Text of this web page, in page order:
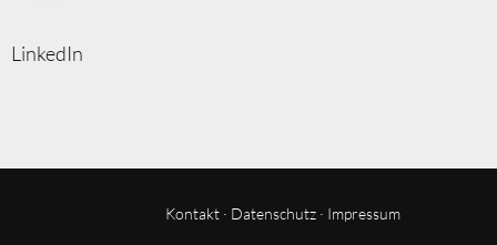
LinkedIn
Kontakt · Datenschutz · Impressum